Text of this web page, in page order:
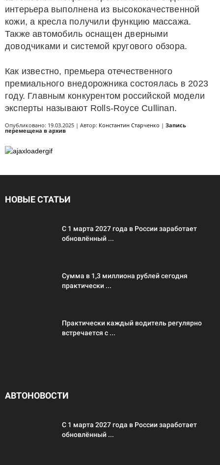
интерьера выполнена из высококачественной
кожи, а кресла получили функцию массажа.
Также автомобиль оснащен дверными
доводчиками и системой кругового обзора.
Как известно, премьера отечественного
премиального внедорожника состоялась в 2023
году. Главным конкурентом российской модели
эксперты называют Rolls-Royce Cullinan.
Опубликовано: 19.03.2025 | Автор: Константин Старченко | Запись
перемещена в архив
НОВЫЕ СТАТЬИ
С 1 марта 2027 года в России заработает
обновлённый ...
Сумма в 1,3 миллиона рублей сегодня
практически ...
Практически каждый водитель регулярно
встречается с ...
АВТОНОВОСТИ
С 1 марта 2027 года в России заработает
обновлённый ...